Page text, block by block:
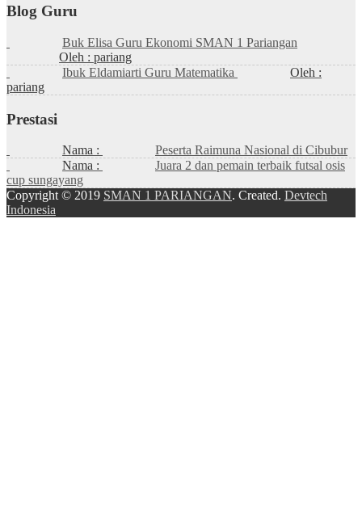
Blog Guru
Buk Elisa Guru Ekonomi SMAN 1 Pariangan
Oleh : pariang
Ibuk Eldamiarti Guru Matematika
Oleh :
pariang
Prestasi
Nama :
Peserta Raimuna Nasional di Cibubur
Nama :
Juara 2 dan pemain terbaik futsal osis
cup sungayang
Copyright © 2019 SMAN 1 PARIANGAN. Created. Devtech
Indonesia